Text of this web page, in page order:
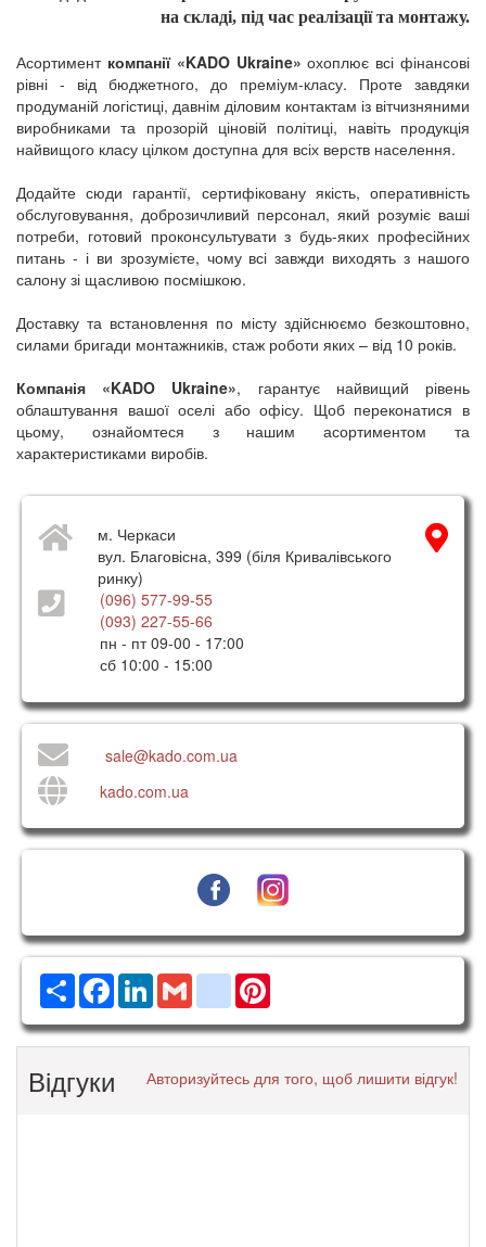
на складі, під час реалізації та монтажу.
Асортимент компанії «KADO Ukraine» охоплює всі фінансові
рівні - від бюджетного, до преміум-класу. Проте завдяки
продуманій логістиці, давнім діловим контактам із вітчизняними
виробниками та прозорій ціновій політиці, навіть продукція
найвищого класу цілком доступна для всіх верств населення.
Додайте сюди гарантії, сертифіковану якість, оперативність
обслуговування, доброзичливий персонал, який розуміє ваші
потреби, готовий проконсультувати з будь-яких професійних
питань - і ви зрозумієте, чому всі завжди виходять з нашого
салону зі щасливою посмішкою.
Доставку та встановлення по місту здійснюємо безкоштовно,
силами бригади монтажників, стаж роботи яких – від 10 років.
Компанія «KADO Ukraine», гарантує найвищий рівень
облаштування вашої оселі або офісу. Щоб переконатися в
цьому, ознайомтеся з нашим асортиментом та
характеристиками виробів.
м. Черкаси
вул. Благовісна, 399 (біля Кривалівського
ринку)
(096) 577-99-55
(093) 227-55-66
пн - пт 09-00 - 17:00
сб 10:00 - 15:00
sale@kado.com.ua
kado.com.ua
РесурсFacebook
LinkedInGmail google_bookmarks
Відгуки Авторизуйтесь для того, щоб лишити відгук!